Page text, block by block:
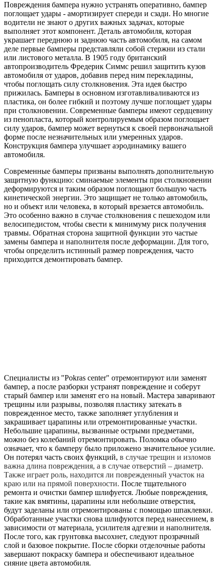
Повреждения бампера нужно устранять оперативно, бампер
поглощает удары - амортизирует спереди и сзади. Но многие
водители не знают о других важных задачах, которые
выполняет этот компонент. Деталь автомобиля, которая
украшает переднюю и заднюю часть автомобиля, на самом
деле первые бамперы представляли собой стержни из стали
или листового металла. В 1905 году британский
автопроизводитель Фредерик Симмс решил защитить кузов
автомобиля от ударов, добавив перед ним перекладины,
чтобы поглощать силу столкновения. Эта идея быстро
прижилась. Бамперы в основном изготавливаливаются из
пластика, он более гибкий и поэтому лучше поглощает удары
при столкновении. Современные бамперы имеют сердцевину
из пенопласта, который контролируемым образом поглощает
силу ударов, бампер может вернуться к своей первоначальной
форме после незначительных или умеренных ударов.
Конструкция бампера улучшает аэродинамику вашего
автомобиля.
Современные бамперы призваны выполнять дополнительную
защитную функцию: сминаемые элементы при столкновении
деформируются и таким образом поглощают большую часть
кинетической энергии. Это защищает не только автомобиль,
но и объект или человека, в который врезается автомобиль.
Это особенно важно в случае столкновения с пешеходом или
велосипедистом, чтобы свести к минимуму риск получения
травмы. Обратная сторона защитной функции это частые
замены бампера и наполнителя после деформации. Для того,
чтобы определить истинный размер повреждения, часто
приходится демонтировать бампер.
Специалисты из "Pokras center" отремонтируют или заменят
бампер, а после разборки устранят повреждение и соберут
старый бампер или заменят его на новый. Мастера заваривают
трещины или разрывы, позволяя пластику затекать в
поврежденное место, также заполняет углубления и
закрашивает царапины или отремонтированные участки.
Небольшие царапины, вызванные острыми предметами,
можно без колебаний отремонтировать. Поломка обычно
означает, что к бамперу было приложено значительное усилие.
Он потерял часть своих функций, в случае трещин и изломов
важна длина повреждения, а в случае отверстий – диаметр.
Также играет роль, находится ли поврежденный участок на
краю или на прямой поверхности. После тщательного
ремонта и очистки бампер шлифуется. Любые повреждения,
такие как вмятины, царапины или небольшие отверстия,
будут заделаны или отремонтированы с помощью шпаклевки.
Обработанные участки снова шлифуются перед нанесением, в
зависимости от материала, усилителя адгезии и наполнителя.
После того, как грунтовка высохнет, следуют прозрачный
слой и базовое покрытие. После сборки отделочные работы
завершают покраску бампера и обеспечивают идеальное
сияние цвета автомобиля.